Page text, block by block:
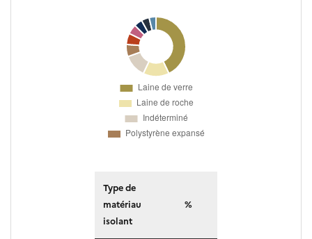
Type matériau isolant en
Type de
matériau
isolant
%